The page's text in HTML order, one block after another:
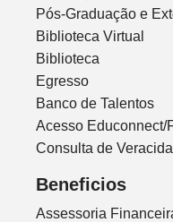
Pós-Graduação e
Biblioteca Virtual
Biblioteca
Egresso
Banco de Talentos
Acesso Educonnect/
Consulta de
Beneficios
Assessoria